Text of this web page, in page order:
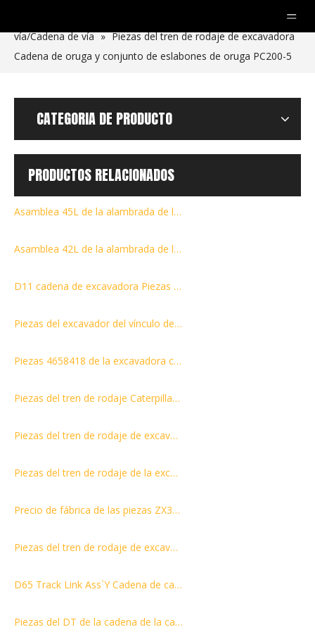
vía/Cadena de vía » Piezas del tren de rodaje de excavadora
Cadena de oruga y conjunto de eslabones de oruga PC200-5
CATEGORIA DE PRODUCTO
PRODUCTOS RELACIONADOS
Asamblea 45L de la alambrada de la pista ZX330 para los recambios KM2233/45 SI801/45 9156481 9202851 del tren de aterrizaje del excavador
Asamblea 42L de la alambrada de la cadena de la pista PC100-1/2/3/5/6 para los recambios del tren de aterrizaje del excavador 202-32-00201
D11 cadena de excavadora Piezas del tren de rodaje
Piezas del excavador del vínculo de la pista D61 134-32-00020/13G-32-00020
Piezas 4658418 de la excavadora con enlace de cadena ZAX870
Piezas del tren de rodaje Caterpillar D6H CONJUNTO DE ENLACE DE PISTA 41 ENLACES 8E9037 - ENLACE COMO, PISTA 45L
Piezas del tren de rodaje de excavadora DS340 del conjunto de enlace de cadena de cadena con precio competitivo
Piezas del tren de rodaje de la excavadora del conjunto de eslabones de la cadena de oruga EX60 con precio competitivo
Precio de fábrica de las piezas ZX330 del tren de rodaje del excavador del conjunto de la cadena y del vínculo de la pista
Piezas del tren de rodaje de excavadora del conjunto de cadena y eslabones de cadena ZX230 51L
D65 Track Link Ass`Y Cadena de cadena DT Parts Piezas del tren de rodaje de la niveladora
Piezas del DT de la cadena de la cadena del Ass`Y del vínculo de la vía D6K Piezas del tren de rodaje de la niveladora del conjunto del vínculo de la vía